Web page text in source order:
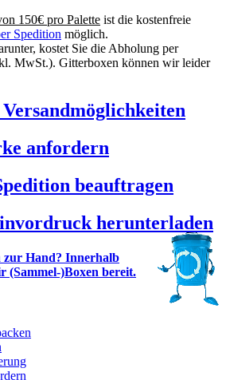
150€ pro Palette ist die kostenfreie
Spedition möglich.
kostet Sie die Abholung per
MwSt.). Gitterboxen können wir leider
anfordern
beauftragen
herunterladen
zur Hand? Innerhalb
(Sammel-)Boxen bereit.